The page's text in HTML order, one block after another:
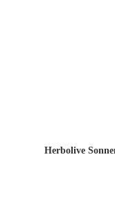
Herbolive